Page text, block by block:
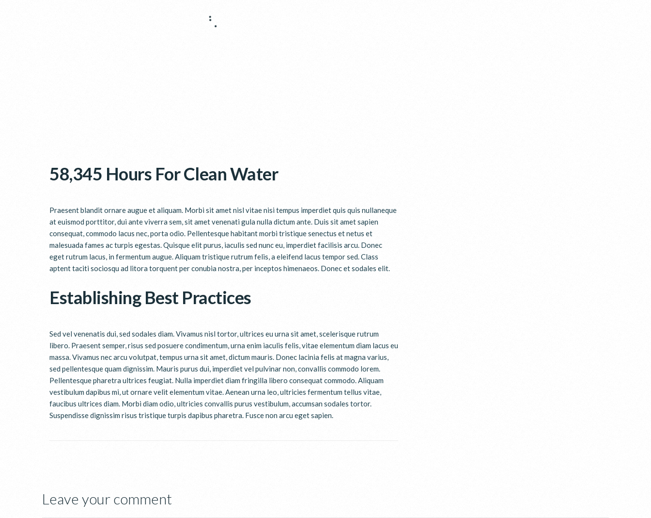
58,345 Hours For Clean Water
Praesent blandit ornare augue et aliquam. Morbi sit amet nisl vitae nisi tempus imperdiet quis quis nullaneque
at euismod porttitor, dui ante viverra sem, sit amet venenati gula nulla dictum ante. Duis sit amet sapien
consequat, commodo lacus nec, porta odio. Pellentesque habitant morbi tristique senectus et netus et
malesuada fames ac turpis egestas. Quisque elit purus, iaculis sed nunc eu, imperdiet facilisis arcu. Donec
eget rutrum lacus, in fermentum augue. Aliquam tristique rutrum felis, a eleifend lacus tempor sed. Class
aptent taciti sociosqu ad litora torquent per conubia nostra, per inceptos himenaeos. Donec et sodales elit.
Establishing Best Practices
Sed vel venenatis dui, sed sodales diam. Vivamus nisl tortor, ultrices eu urna sit amet, scelerisque rutrum
libero. Praesent semper, risus sed posuere condimentum, urna enim iaculis felis, vitae elementum diam lacus eu
massa. Vivamus nec arcu volutpat, tempus urna sit amet, dictum mauris. Donec lacinia felis at magna varius,
sed pellentesque quam dignissim. Mauris purus dui, imperdiet vel pulvinar non, convallis commodo lorem.
Pellentesque pharetra ultrices feugiat. Nulla imperdiet diam fringilla libero consequat commodo. Aliquam
vestibulum dapibus mi, ut ornare velit elementum vitae. Aenean urna leo, ultricies fermentum tellus vitae,
faucibus ultrices diam. Morbi diam odio, ultricies convallis purus vestibulum, accumsan sodales tortor.
Suspendisse dignissim risus tristique turpis dapibus pharetra. Fusce non arcu eget sapien.
Leave your comment